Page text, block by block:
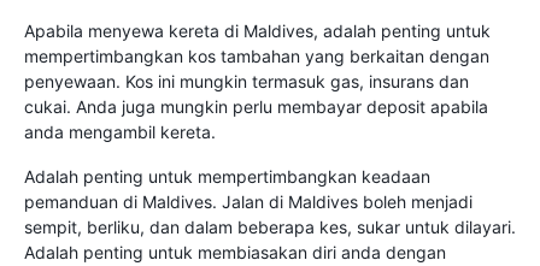
Apabila menyewa kereta di Maldives, adalah penting untuk
mempertimbangkan kos tambahan yang berkaitan dengan
penyewaan. Kos ini mungkin termasuk gas, insurans dan
cukai. Anda juga mungkin perlu membayar deposit apabila
anda mengambil kereta.
Adalah penting untuk mempertimbangkan keadaan
pemanduan di Maldives. Jalan di Maldives boleh menjadi
sempit, berliku, dan dalam beberapa kes, sukar untuk dilayari.
Adalah penting untuk membiasakan diri anda dengan